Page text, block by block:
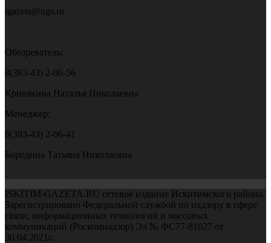
igazeta@ngs.ru
Обозреватель:
8(383-43) 2-06-56
Кривякина Наталья Николаевна
Менеджер:
8(383-43) 2-06-41
Бородина Татьяна Николаевна
ISKITIM-GAZETA.RU сетевое издание Искитимского района.
Зарегистрировано Федеральной службой по надзору в сфере
связи, информационных технологий и массовых
коммуникаций (Роскомнадзор) Эл № ФС77-81027 от
30.04.2021г.